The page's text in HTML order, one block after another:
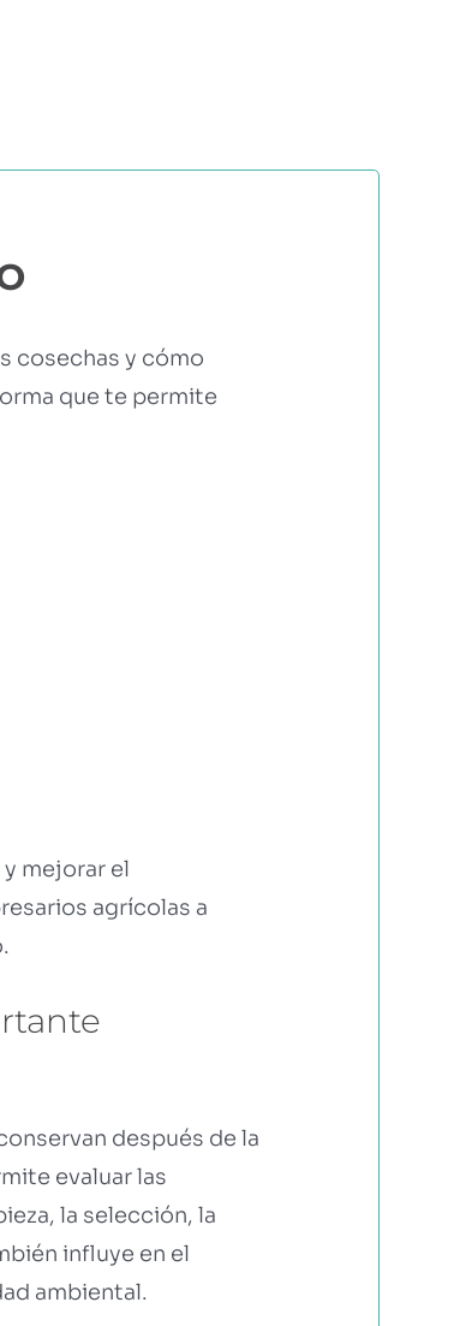
cosechas y cómo
que te permite
mejorar el
agrícolas a
después de la
evaluar las
la selección, la
influye en el
ambiental.